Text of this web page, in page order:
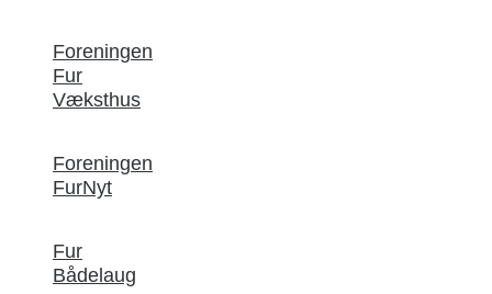
Foreningen
Fur
Væksthus
Foreningen
FurNyt
Fur
Bådelaug